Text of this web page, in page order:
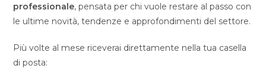
professionale, pensata per chi vuole restare al passo con
le ultime novità, tendenze e approfondimenti del settore.
Più volte al mese riceverai direttamente nella tua casella
di posta: